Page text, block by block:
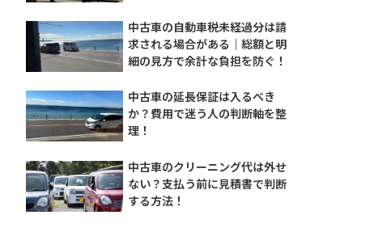
中古車の自動車税未経過分は請
求される場合がある｜総額と明
細の見方で余計な負担を防ぐ！
中古車の延長保証は入るべき
か？費用で迷う人の判断軸を整
理！
中古車のクリーニング代は外せ
ない？支払う前に見積書で判断
する方法！